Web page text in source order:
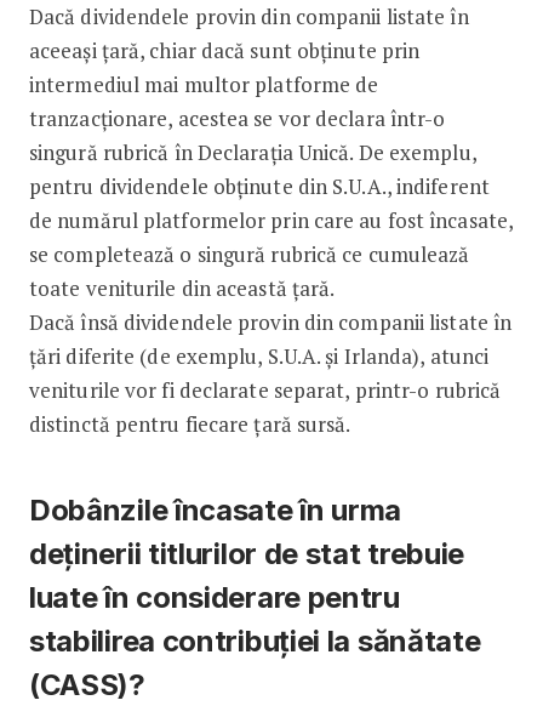
Dacă dividendele provin din companii listate în
aceeași țară, chiar dacă sunt obținute prin
intermediul mai multor platforme de
tranzacționare, acestea se vor declara într-o
singură rubrică în Declarația Unică. De exemplu,
pentru dividendele obținute din S.U.A., indiferent
de numărul platformelor prin care au fost încasate,
se completează o singură rubrică ce cumulează
toate veniturile din această țară.
Dacă însă dividendele provin din companii listate în
țări diferite (de exemplu, S.U.A. și Irlanda), atunci
veniturile vor fi declarate separat, printr-o rubrică
distinctă pentru fiecare țară sursă.
Dobânzile încasate în urma
deținerii titlurilor de stat trebuie
luate în considerare pentru
stabilirea contribuției la sănătate
(CASS)?